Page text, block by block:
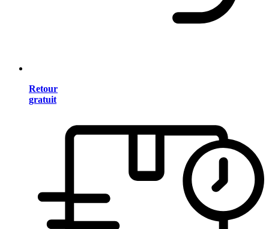
Retour
gratuit